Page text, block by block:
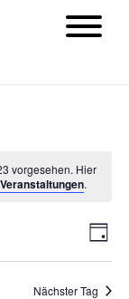
vorgesehen. Hier
.
Tag
Nächster Tag